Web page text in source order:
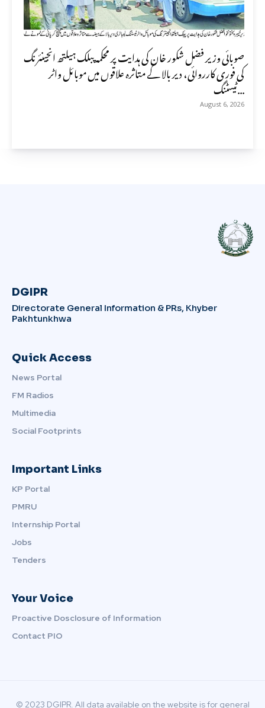
صوبائی وزیر فضل شکور خان کی ہدایت پر محکمہ پبلک ہیلتھ انجینئرنگ
کی فوری کارروائی، دیر بالا کے متاثرہ علاقوں میں موبائل واٹر
ٹیسٹنگ...
August 6, 2026
DGIPR
Directorate General Information & PRs, Khyber
Pakhtunkhwa
Quick Access
News Portal
FM Radios
Multimedia
Social Footprints
Important Links
KP Portal
PMRU
Internship Portal
Jobs
Tenders
Your Voice
Proactive Dosclosure of Information
Contact PIO
© 2023 DGIPR. All data available on the website is for general